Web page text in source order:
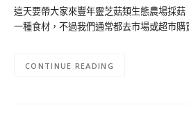
這天要帶大家來豐年靈芝菇類生態農場採
一種食材，不過我們通常都去市場或超市
CONTINUE READING